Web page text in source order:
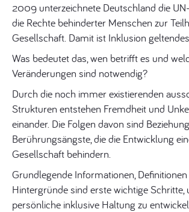
2009 unterzeichnete Deutschland die
die Rechte behinderter Menschen zur
Gesellschaft. Damit ist Inklusion
Was bedeutet das, wen betrifft es und
Veränderungen sind notwendig?
Durch die noch immer existierenden
Strukturen entstehen Fremdheit und
einander. Die Folgen davon sind
Berührungsängste, die die Entwicklung
Gesellschaft behindern.
Grundlegende Informationen,
Hintergründe sind erste wichtige Schritte,
persönliche inklusive Haltung zu